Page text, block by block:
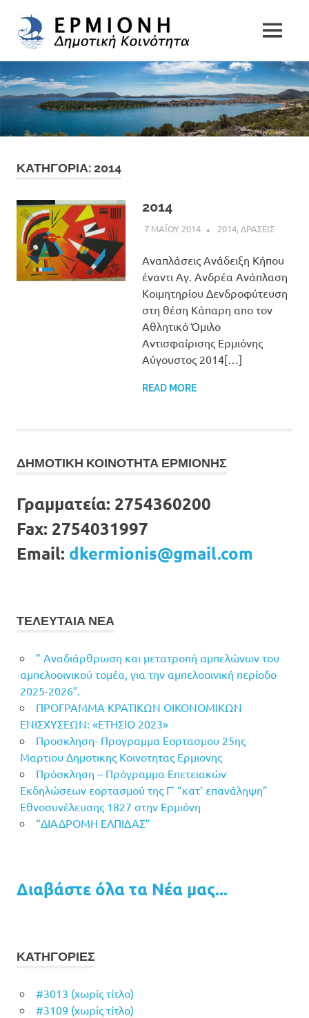
to
content
Δημοτική
Κοινότητα
Ερμιόνης
MENU
ΚΑΤΗΓΟΡΙΑ:2014
2014
7 ΜΑΪΟΥ 2014 ADMIN
2014,ΔΡΑΣΕΙΣ
Αναπλάσεις Ανάδειξη Κήπου
έναντι Αγ. Ανδρέα Ανάπλαση
Κοιμητηρίου Δενδροφύτευση
στη θέση Κάπαρη απο τον
Αθλητικό Όμιλο
Αντισφαίρισης Ερμιόνης
Αύγουστος 2014[…]
READ MORE
ΔΗΜΟΤΙΚΗ ΚΟΙΝΟΤΗΤΑ ΕΡΜΙΟΝΗΣ
Γραμματεία: 2754360200
Fax: 2754031997
Email: dkermionis@gmail.com
ΤΕΛΕΥΤΑΙΑ ΝΕΑ
” Αναδιάρθρωση και μετατροπή αμπελώνων του
αμπελοοινικού τομέα, για την αμπελοοινική περίοδο
2025-2026″.
ΠΡΟΓΡΑΜΜΑ ΚΡΑΤΙΚΩΝ ΟΙΚΟΝΟΜΙΚΩΝ
ΕΝΙΣΧΥΣΕΩΝ: «ΕΤΗΣΙΟ 2023»
Προσκληση- Προγραμμα Εορτασμου 25ης
Μαρτιου Δημοτικης Κοινοτητας Ερμιονης
Πρόσκληση – Πρόγραμμα Επετειακών
Εκδηλώσεων εορτασμού της Γ’ “κατ’ επανάληψη”
Εθνοσυνέλευσης 1827 στην Ερμιόνη
“ΔΙΑΔΡΟΜΗ ΕΛΠΙΔΑΣ”
Διαβάστε όλα τα Νέα μας...
ΚΑΤΗΓΟΡΙΕΣ
#3013 (χωρίς τίτλο)
#3109 (χωρίς τίτλο)